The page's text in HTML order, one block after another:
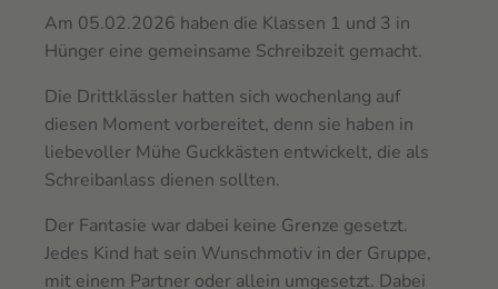
Am 05.02.2026 haben die Klassen 1 und 3 in
Hünger eine gemeinsame Schreibzeit gemacht.
Die Drittklässler hatten sich wochenlang auf
diesen Moment vorbereitet, denn sie haben in
liebevoller Mühe Guckkästen entwickelt, die als
Schreibanlass dienen sollten.
Der Fantasie war dabei keine Grenze gesetzt.
Jedes Kind hat sein Wunschmotiv in der Gruppe,
mit einem Partner oder allein umgesetzt. Dabei